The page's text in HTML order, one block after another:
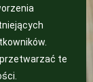
te